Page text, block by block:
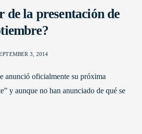
de la presentación de
3, 2014
anunció oficialmente su próxima
y aunque no han anunciado de qué se